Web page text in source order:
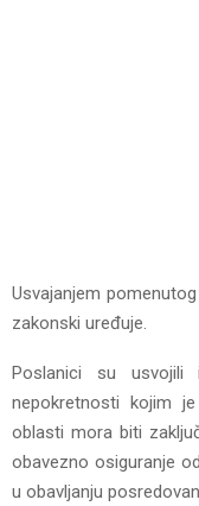
Usvajanjem
zakonski uređuje.
Poslanici su
nepokretnosti kojim
oblasti mora biti
obavezno osiguranje
u obavljanju